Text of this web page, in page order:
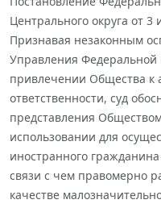
Центрального округа от
Признавая незаконным
Управления
привлечении Общества к
ответственности, суд
представления
использовании для
иностранного
связи с чем правомерно
качестве